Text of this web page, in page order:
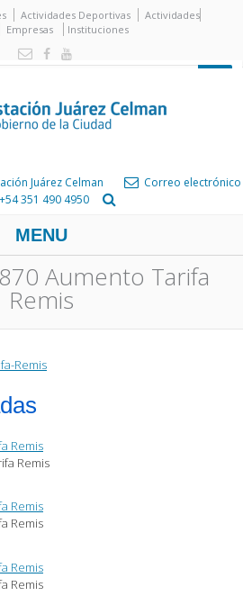
Actividades Deportivas
Actividades
Empresas Instituciones
Juárez Celman
Correo electrónico
+54 351 490 4950
MENU
Aumento Tarifa
Remis
Remis
Remis
Remis
Remis
Remis
Remis
Remis